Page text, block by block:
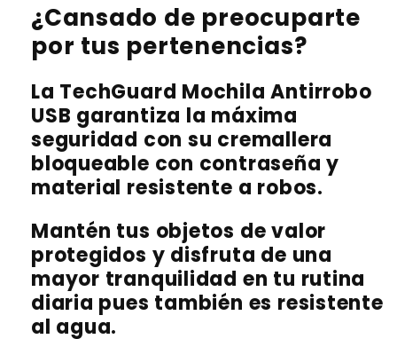
¿Cansado de preocuparte
por tus pertenencias?
La TechGuard Mochila Antirrobo
USB garantiza la máxima
seguridad con su cremallera
bloqueable con contraseña y
material resistente a robos.
Mantén tus objetos de valor
protegidos y disfruta de una
mayor tranquilidad en tu rutina
diaria pues también es resistente
al agua.